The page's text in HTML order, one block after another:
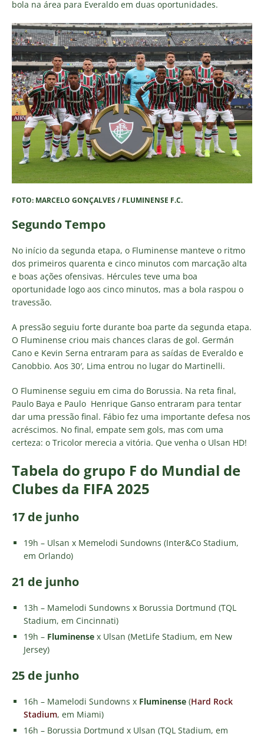
bola na área para Everaldo em duas oportunidades.
FOTO: MARCELO GONÇALVES / FLUMINENSE F.C.
Segundo Tempo
No início da segunda etapa, o Fluminense manteve o ritmo
dos primeiros quarenta e cinco minutos com marcação alta
e boas ações ofensivas. Hércules teve uma boa
oportunidade logo aos cinco minutos, mas a bola raspou o
travessão.
A pressão seguiu forte durante boa parte da segunda etapa.
O Fluminense criou mais chances claras de gol. Germán
Cano e Kevin Serna entraram para as saídas de Everaldo e
Canobbio. Aos 30′, Lima entrou no lugar do Martinelli.
O Fluminense seguiu em cima do Borussia. Na reta final,
Paulo Baya e Paulo Henrique Ganso entraram para tentar
dar uma pressão final. Fábio fez uma importante defesa nos
acréscimos. No final, empate sem gols, mas com uma
certeza: o Tricolor merecia a vitória. Que venha o Ulsan HD!
Tabela do grupo F do Mundial de
Clubes da FIFA 2025
17 de junho
19h – Ulsan x Memelodi Sundowns (Inter&Co Stadium,
em Orlando)
21 de junho
13h – Mamelodi Sundowns x Borussia Dortmund (TQL
Stadium, em Cincinnati)
19h – Fluminense x Ulsan (MetLife Stadium, em New
Jersey)
25 de junho
16h – Mamelodi Sundowns x Fluminense (Hard Rock
Stadium, em Miami)
16h – Borussia Dortmund x Ulsan (TQL Stadium, em